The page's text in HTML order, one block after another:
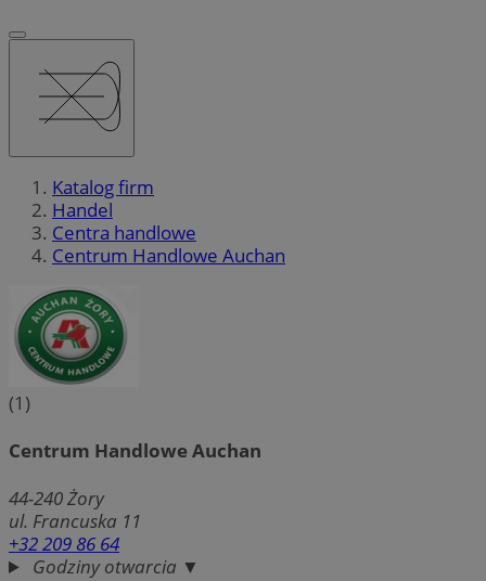
Katalog firm
Handel
Centra handlowe
Centrum Handlowe Auchan
(1)
Centrum Handlowe Auchan
44-240Żory
ul. Francuska 11
+32 209 86 64
Godziny otwarcia ▼